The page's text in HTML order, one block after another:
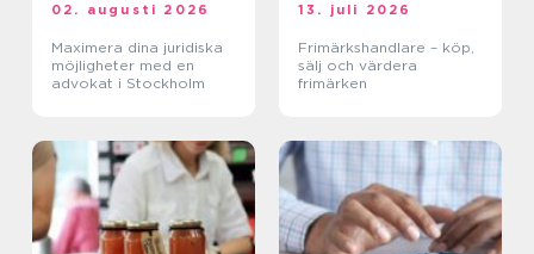
02. augusti 2026
Maximera dina juridiska
möjligheter med en
advokat i Stockholm
13. juli 2026
Frimärkshandlare – köp,
sälj och värdera
frimärken